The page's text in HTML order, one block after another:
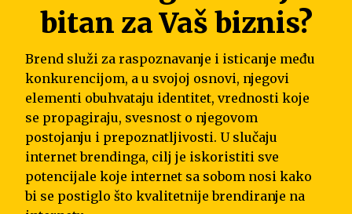
bitan za Vaš biznis?
Brend služi za raspoznavanje i isticanje među
konkurencijom, a u svojoj osnovi, njegovi
elementi obuhvataju identitet, vrednosti koje
se propagiraju, svesnost o njegovom
postojanju i prepoznatljivosti. U slučaju
internet brendinga, cilj je iskoristiti sve
potencijale koje internet sa sobom nosi kako
bi se postiglo što kvalitetnije brendiranje na